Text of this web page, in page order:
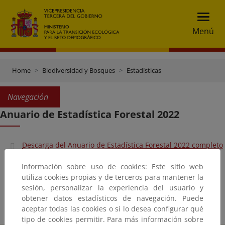
Menú
Home Biodiversidad y Bosques Estadísticas
Navegación
Anuario de Estadística Forestal 2022
Descarga del Anuario de Estadística Forestal 2022 completo
Datos desglosados 2022 (Excel)
Tablas resumen 2005-2022
Información sobre uso de cookies: Este sitio web
utiliza cookies propias y de terceros para mantener la
sesión, personalizar la experiencia del usuario y
obtener datos estadísticos de navegación. Puede
aceptar todas las cookies o si lo desea configurar qué
tipo de cookies permitir. Para más información sobre